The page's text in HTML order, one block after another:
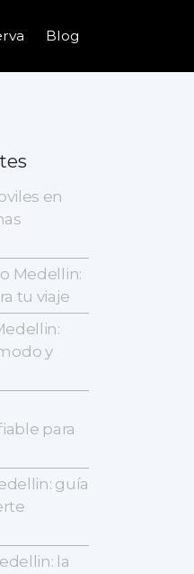
Blog
en
Medellin:
tu viaje
y
para
guía
la